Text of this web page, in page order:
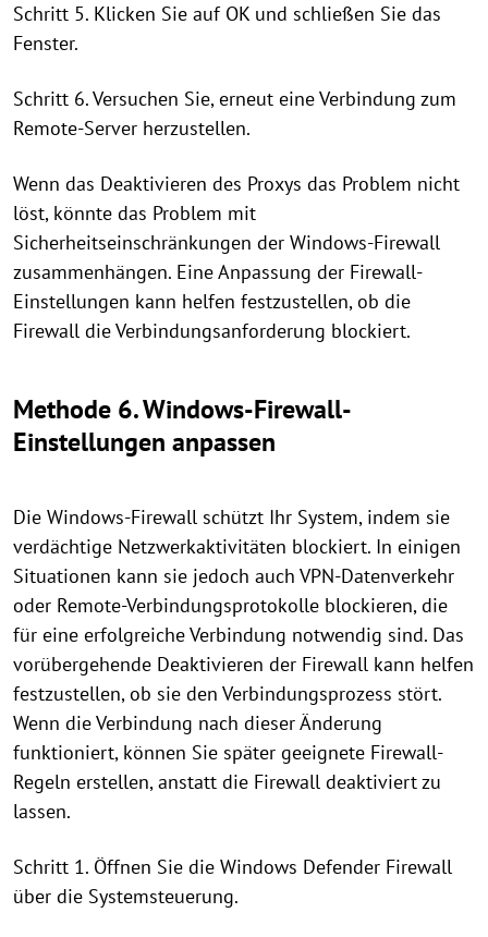
Schritt 5. Klicken Sie auf OK und schließen Sie das
Fenster.
Schritt 6. Versuchen Sie, erneut eine Verbindung zum
Remote-Server herzustellen.
Wenn das Deaktivieren des Proxys das Problem nicht
löst, könnte das Problem mit
Sicherheitseinschränkungen der Windows-Firewall
zusammenhängen. Eine Anpassung der Firewall-
Einstellungen kann helfen festzustellen, ob die
Firewall die Verbindungsanforderung blockiert.
Methode 6. Windows-Firewall-
Einstellungen anpassen
Die Windows-Firewall schützt Ihr System, indem sie
verdächtige Netzwerkaktivitäten blockiert. In einigen
Situationen kann sie jedoch auch VPN-Datenverkehr
oder Remote-Verbindungsprotokolle blockieren, die
für eine erfolgreiche Verbindung notwendig sind. Das
vorübergehende Deaktivieren der Firewall kann helfen
festzustellen, ob sie den Verbindungsprozess stört.
Wenn die Verbindung nach dieser Änderung
funktioniert, können Sie später geeignete Firewall-
Regeln erstellen, anstatt die Firewall deaktiviert zu
lassen.
Schritt 1. Öffnen Sie die Windows Defender Firewall
über die Systemsteuerung.